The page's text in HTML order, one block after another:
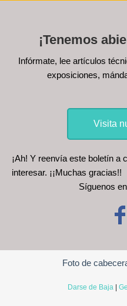
¡Tenemos
Infórmate, lee artículos
exposiciones,
Visita
¡Ah! Y reenvía este boletín a
interesar. ¡¡Muchas gracias!!
Síguenos
Foto de
Darse de Baja